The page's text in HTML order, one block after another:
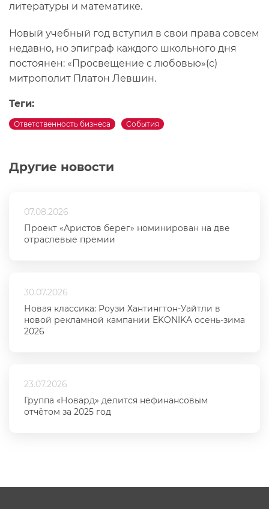
Другие новости
07.08.2026
Проект «Аристов берег» номинирован на две
отраслевые премии
30.07.2026
Новая классика: Роузи Хантингтон-Уайтли в
новой рекламной кампании EKONIKA осень-зима
2026
23.07.2026
Группа «Новард» делится нефинансовым
отчётом за 2025 год
литературы и математике.
Новый учебный год вступил в свои права совсем
недавно, но эпиграф каждого школьного дня
постоянен: «Просвещение с любовью»(с)
митрополит Платон Левшин.
Теги:
Ответственность бизнеса События